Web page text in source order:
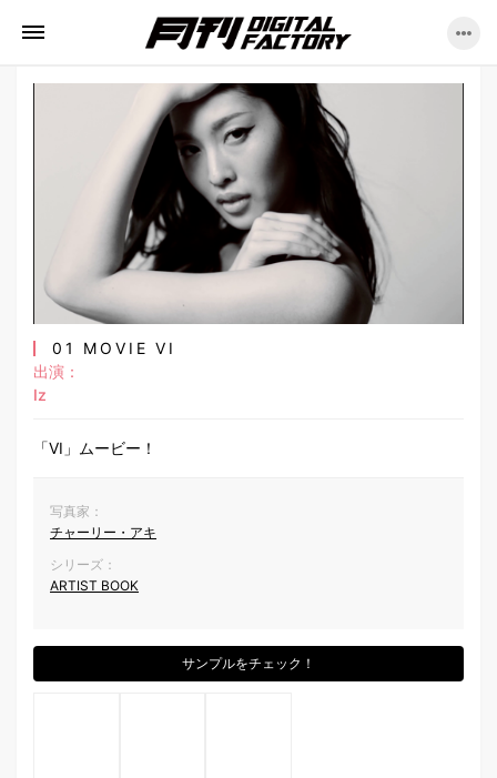
01 MOVIE VI
出演：
Iz
「VI」ムービー！
写真家：
チャーリー・アキ
シリーズ：
ARTIST BOOK
サンプルをチェック！